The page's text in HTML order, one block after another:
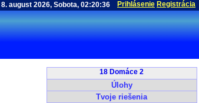
Prihlásenie Registrácia
18 Domáce 2
Úlohy
Tvoje riešenia